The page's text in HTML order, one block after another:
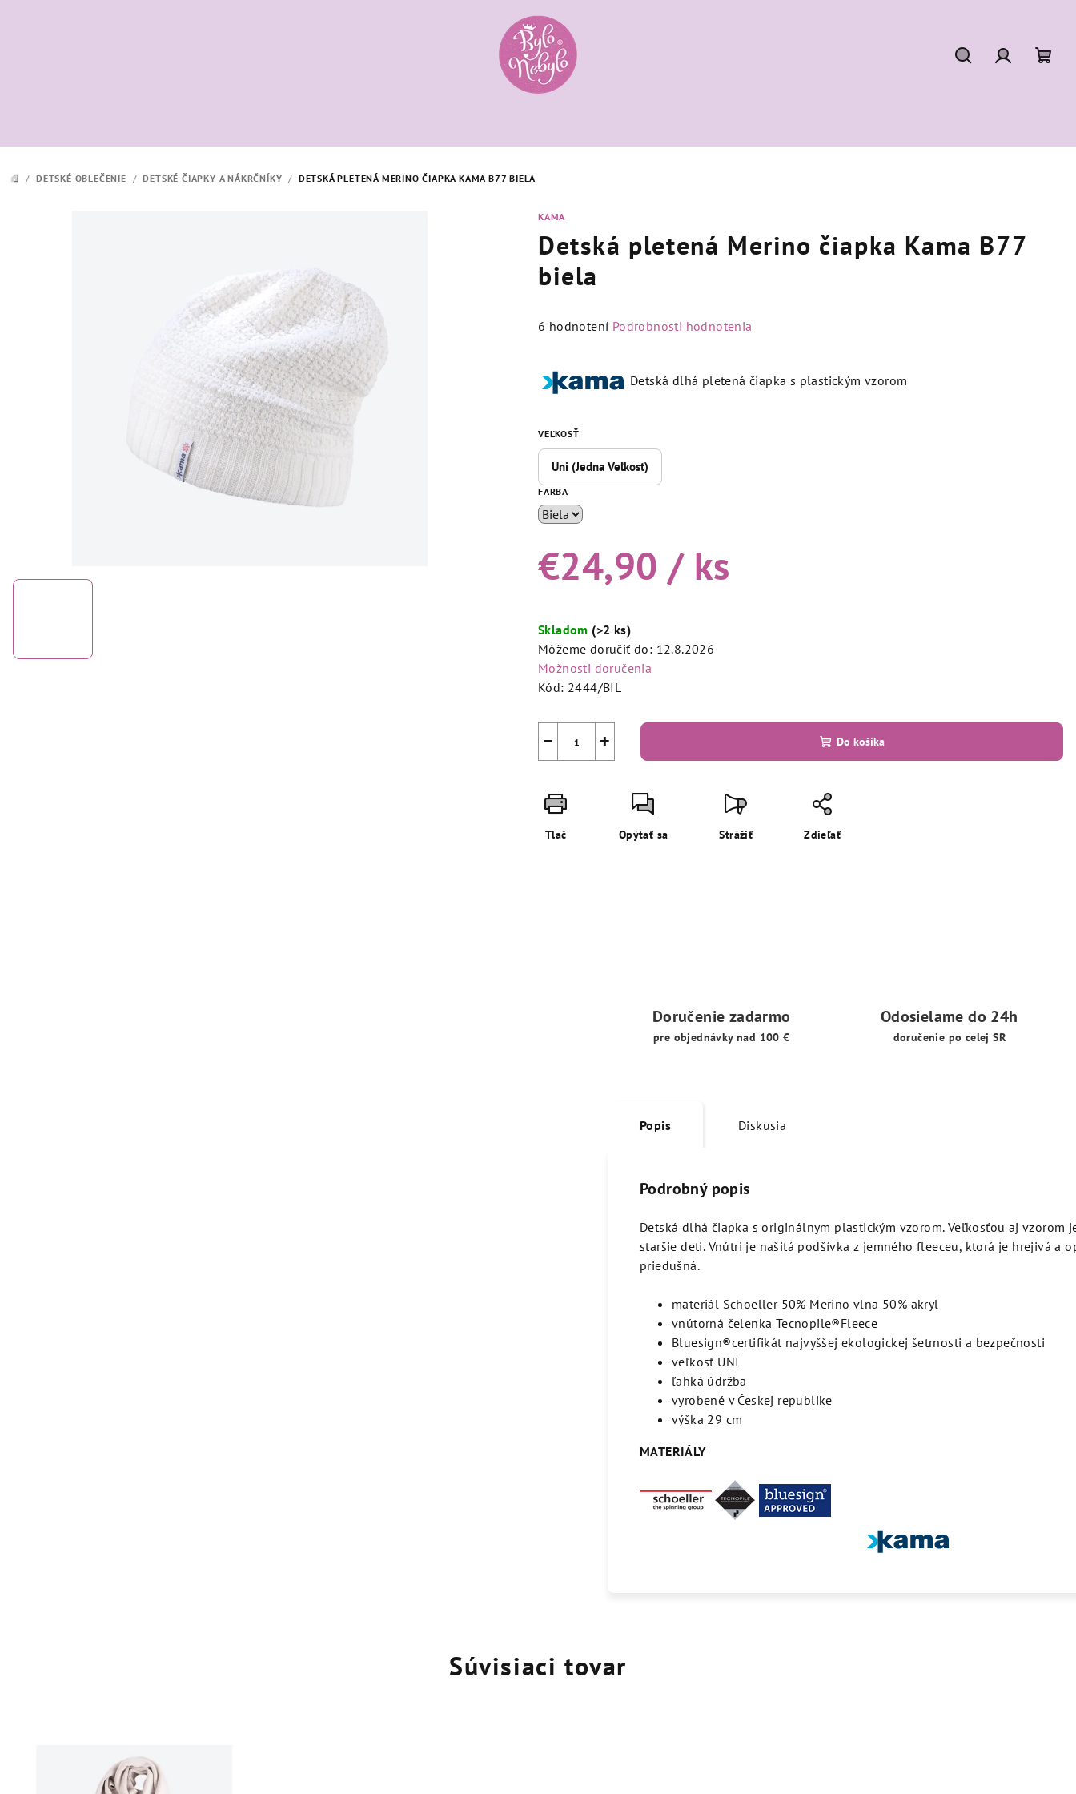
DOMOV
/ DETSKÉ OBLEČENIE / DETSKÉ ČIAPKY A NÁKRČNÍKY / DETSKÁ PLETENÁ MERINO ČIAPKA KAMA B77 BIELA
KAMA
Detská pletená Merino čiapka Kama B77
biela
Priemerné
je
5
hviezdičiek.
6 hodnotení Podrobnosti hodnotenia
Detská dlhá pletená čiapka s plastickým vzorom
VEĽKOSŤ
Uni (Jedna Veľkosť)
FARBA
€24,90 / ks
cena:
Skladom (>2 ks)
Môžeme doručiť do: 12.8.2026
Možnosti doručenia
Kód: 2444/BIL
+
− Do košíka
Tlač Opýtať sa Strážiť Zdieľať
Doručenie zadarmo
pre objednávky nad 100 €
Odosielame do 24h
doručenie po celej SR
Popis Diskusia
Podrobný popis
Detská dlhá čiapka s originálnym plastickým vzorom. Veľkosťou aj vzorom
staršie deti. Vnútri je našitá podšívka z jemného fleeceu, ktorá je hrejivá a
priedušná.
materiál Schoeller 50% Merino vlna 50% akryl
vnútorná čelenka Tecnopile®Fleece
Bluesign®certifikát najvyššej ekologickej šetrnosti a bezpečnosti
veľkosť UNI
ľahká údržba
vyrobené v Českej republike
výška 29 cm
MATERIÁLY
Súvisiaci tovar